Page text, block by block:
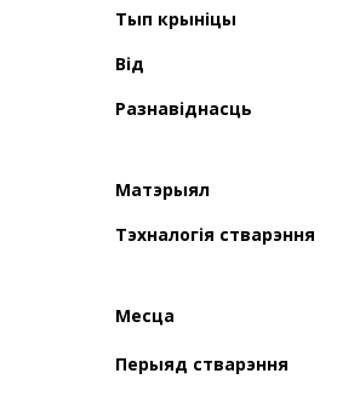
Тып крыніцы
Від
Разнавіднасць
Матэрыял
Тэхналогія стварэння
Месца
Перыяд стварэння